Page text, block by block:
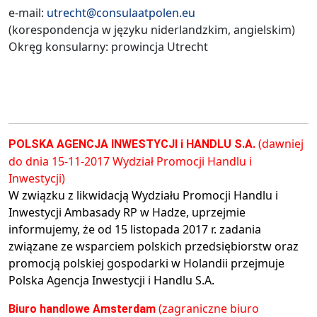
e-mail: utrecht@consulaatpolen.eu
(korespondencja w języku niderlandzkim, angielskim)
Okręg konsularny: prowincja Utrecht
POLSKA AGENCJA INWESTYCJI i HANDLU S.A. (dawniej
do dnia 15-11-2017 Wydział Promocji Handlu i
Inwestycji)
W związku z likwidacją Wydziału Promocji Handlu i
Inwestycji Ambasady RP w Hadze, uprzejmie
informujemy, że od 15 listopada 2017 r. zadania
związane ze wsparciem polskich przedsiębiorstw oraz
promocją polskiej gospodarki w Holandii przejmuje
Polska Agencja Inwestycji i Handlu S.A.
Biuro handlowe Amsterdam (zagraniczne biuro